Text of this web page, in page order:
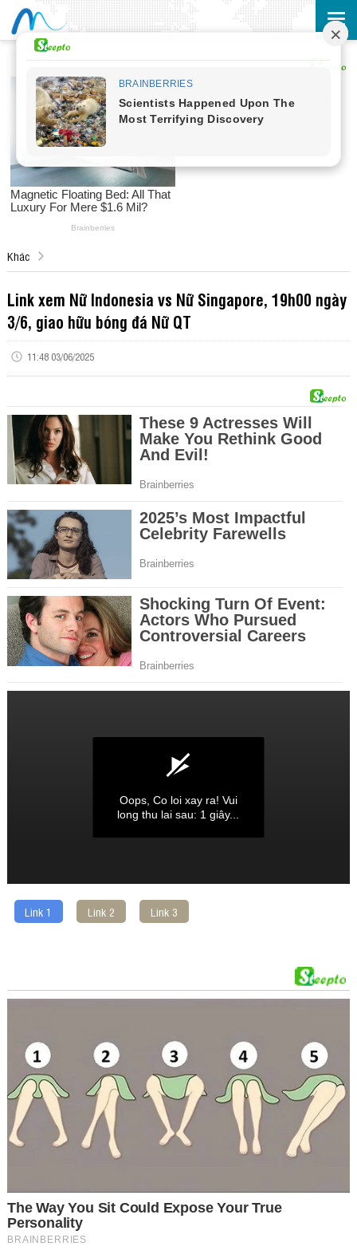
Khác
Link xem Nữ Indonesia vs Nữ Singapore, 19h00 ngày
3/6, giao hữu bóng đá Nữ QT
11:48 03/06/2025
Link 1 Link 2 Link 3